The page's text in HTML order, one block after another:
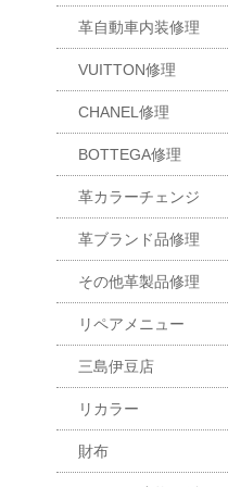
革自動車内装修理
VUITTON修理
CHANEL修理
BOTTEGA修理
革カラーチェンジ
革ブランド品修理
その他革製品修理
リペアメニュー
三島伊豆店
リカラー
財布